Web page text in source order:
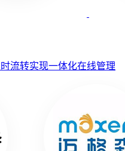
流转实现一体化在线管理